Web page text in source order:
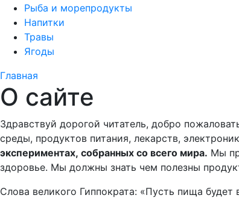
Рыба и морепродукты
Напитки
Травы
Ягоды
Главная
О сайте
Здравствуй дорогой читатель, добро
среды, продуктов питания, лекарств,
экспериментах, собранных со всего мира. Мы
здоровье. Мы должны знать чем полезны
Слова великого Гиппократа: «Пусть пища